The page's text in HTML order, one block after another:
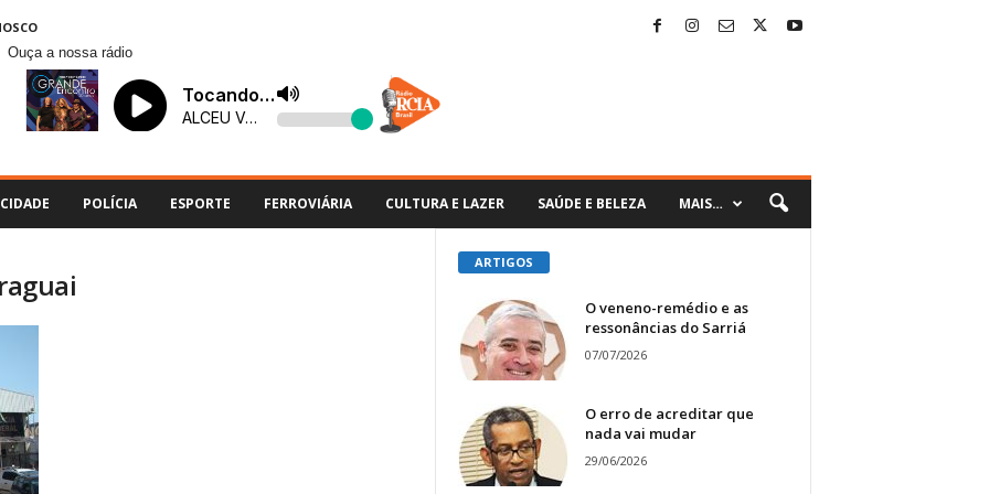
Ouça a nossa rádio
CIDADE POLÍCIA ESPORTE FERROVIÁRIA CULTURA E LAZER SAÚDE E BELEZA MAIS…
ARTIGOS
O veneno-remédio e as
ressonâncias do Sarriá
07/07/2026
O erro de acreditar que
nada vai mudar
29/06/2026